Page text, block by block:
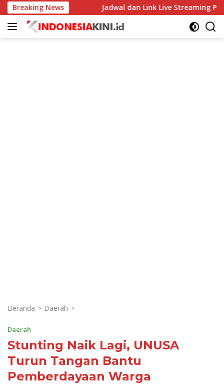
Langsung
ke
konten
Breaking News
Beri Solusi Jadwal dan Link Live Streaming
Beranda Daerah
Daerah
Stunting Naik Lagi, UNUSA
Turun Tangan Bantu
Pemberdayaan Warga